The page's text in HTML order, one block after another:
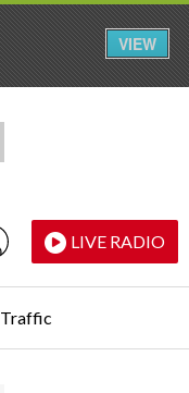
LIVE RADIO
Traffic
VIEW